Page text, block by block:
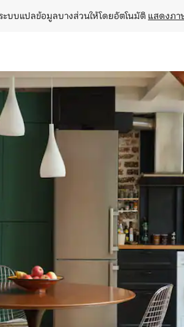
ะบบแปลข้อมูลบางส่วนให้โดยอัตโนมัติ แสดงภ